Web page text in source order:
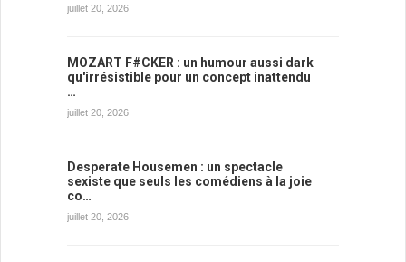
juillet 20, 2026
MOZART F#CKER : un humour aussi dark
qu'irrésistible pour un concept inattendu
…
juillet 20, 2026
Desperate Housemen : un spectacle
sexiste que seuls les comédiens à la joie
co…
juillet 20, 2026